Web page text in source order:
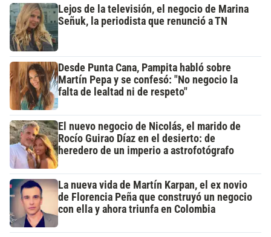
Lejos de la televisión, el negocio de Marina
Señuk, la periodista que renunció a TN
Desde Punta Cana, Pampita habló sobre
Martín Pepa y se confesó: "No negocio la
falta de lealtad ni de respeto"
El nuevo negocio de Nicolás, el marido de
Rocío Guirao Díaz en el desierto: de
heredero de un imperio a astrofotógrafo
La nueva vida de Martín Karpan, el ex novio
de Florencia Peña que construyó un negocio
con ella y ahora triunfa en Colombia